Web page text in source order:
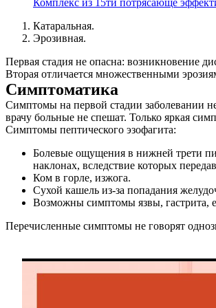
Комплекс из 15ти потрясающе
Катаральная.
Эрозивная.
Первая стадия не опасна: возникновение
Вторая отличается множественными
Симптоматика
Симптомы на первой стадии заболевании
врачу больные не спешат. Только яркая
Симптомы пептического эзофагита:
Болевые ощущения в нижней трети
наклонах, вследствие которых
Ком в горле, изжога.
Сухой кашель из-за попадания
Возможны симптомы язвы, гастрита,
Перечисленные симптомы не говорят